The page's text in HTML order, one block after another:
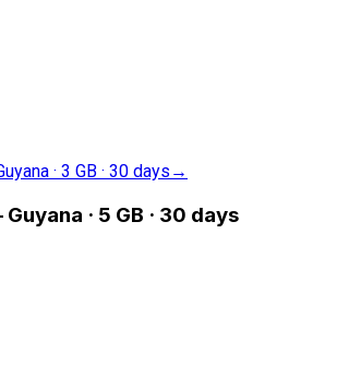
· 3 GB · 30 days →
Guyana · 5 GB · 30 days